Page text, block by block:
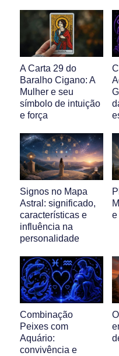
A Carta 29 do
Baralho Cigano: A
Mulher e seu
símbolo de intuição
e força
Signos no Mapa
Astral: significado,
características e
influência na
personalidade
e
Combinação
Peixes com
Aquário:
convivência e